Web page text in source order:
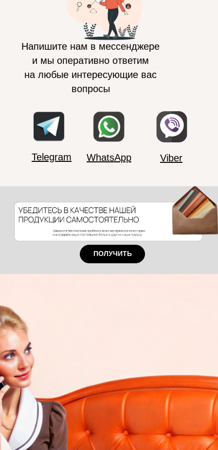
Напишите нам в мессенджере
и мы оперативно ответим
на любые интересующие вас
вопросы
Telegram WhatsApp Viber
ПОЛУЧИТЬ